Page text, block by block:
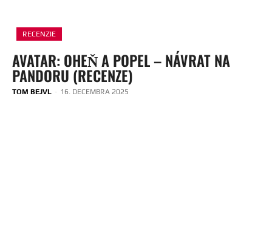
RECENZIE
AVATAR: OHEŇ A POPEL – NÁVRAT NA
PANDORU (RECENZE)
TOM BEJVL - 16. DECEMBRA 2025